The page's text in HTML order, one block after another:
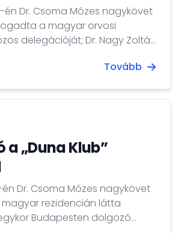
én Dr. Csoma Mózes nagykövet
a magyar orvosi
delegációját; Dr. Nagy Zoltán
Kara részéről, Dr.
Általános
tanárt a Debreceni
Orvostudományi Kara
Tovább
a „Duna Klub”
én Dr. Csoma Mózes nagykövet
rezidencián látta
Budapesten dolgozó